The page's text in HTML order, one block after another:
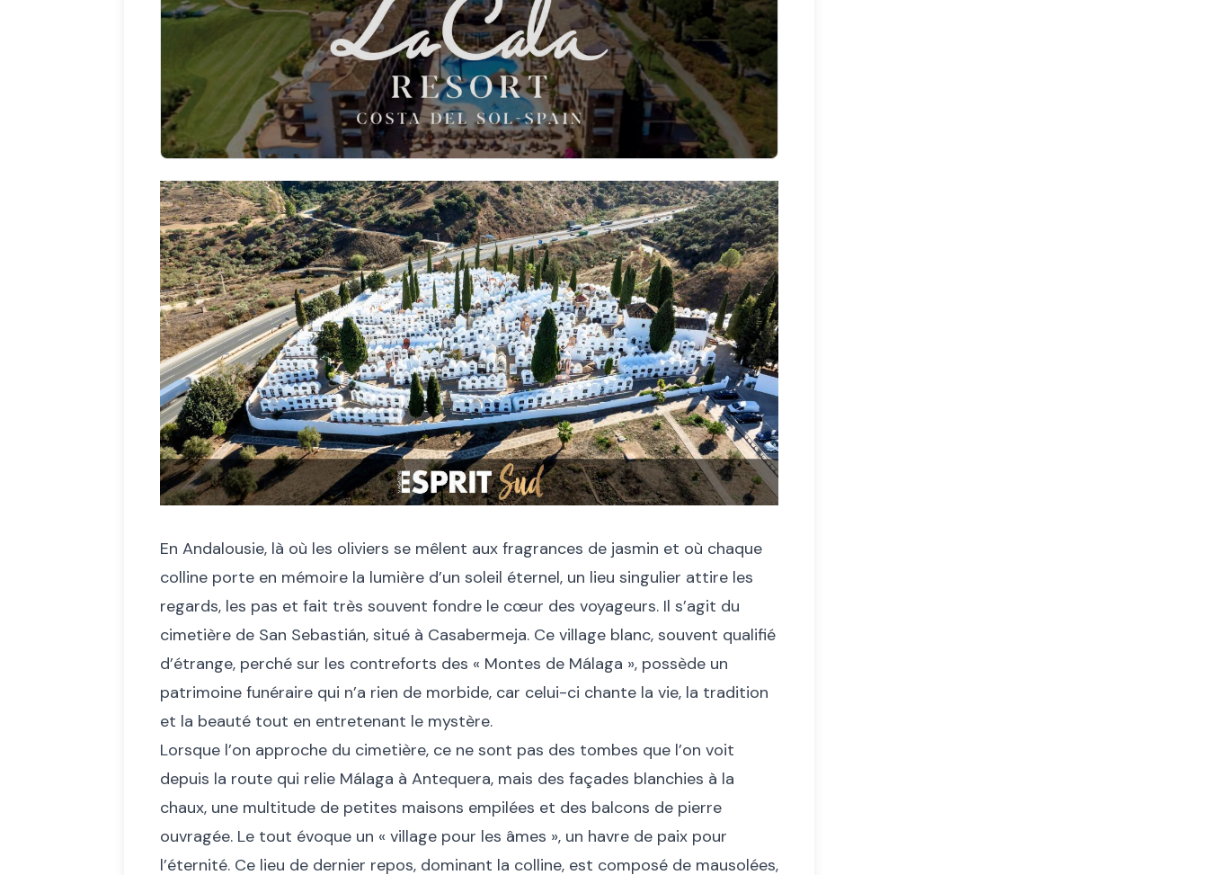
En Andalousie, là où les oliviers se mêlent aux fragrances de jasmin et où chaque
colline porte en mémoire la lumière d’un soleil éternel, un lieu singulier attire les
regards, les pas et fait très souvent fondre le cœur des voyageurs. Il s’agit du
cimetière de San Sebastián, situé à Casabermeja. Ce village blanc, souvent qualifié
d’étrange, perché sur les contreforts des « Montes de Málaga », possède un
patrimoine funéraire qui n’a rien de morbide, car celui-ci chante la vie, la tradition
et la beauté tout en entretenant le mystère.
Lorsque l’on approche du cimetière, ce ne sont pas des tombes que l’on voit
depuis la route qui relie Málaga à Antequera, mais des façades blanchies à la
chaux, une multitude de petites maisons empilées et des balcons de pierre
ouvragée. Le tout évoque un « village pour les âmes », un havre de paix pour
l’éternité. Ce lieu de dernier repos, dominant la colline, est composé de mausolées,